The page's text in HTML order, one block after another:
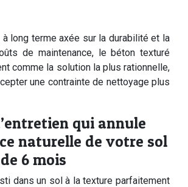
à long terme axée sur la durabilité et la
de maintenance, le béton texturé
comme la solution la plus rationnelle,
une contrainte de nettoyage plus
qui annule
naturelle de votre sol
6 mois
dans un sol à la texture parfaitement